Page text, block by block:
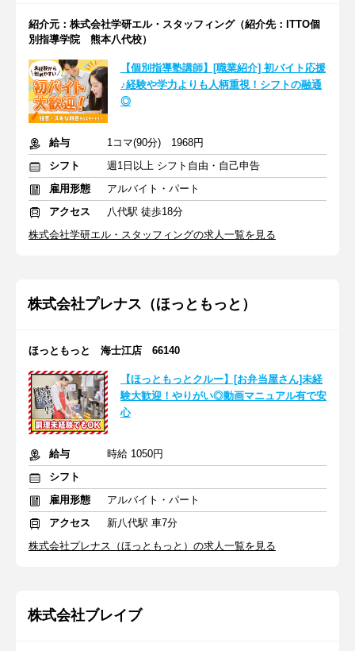
紹介元：株式会社学研エル・スタッフィング（紹介先：ITTO個
別指導学院 熊本八代校）
【個別指導塾講師】[職業紹介] 初バイト応援
♪経験や学力よりも人柄重視！シフトの融通
◎
給与
1コマ(90分) 1968円
シフト
週1日以上 シフト自由・自己申告
雇用形態
アルバイト・パート
アクセス
八代駅 徒歩18分
株式会社学研エル・スタッフィングの求人一覧を見る
株式会社プレナス（ほっともっと）
ほっともっと 海士江店 66140
【ほっともっとクルー】[お弁当屋さん]未経
験大歓迎！やりがい◎動画マニュアル有で安
心
給与
時給 1050円
シフト
雇用形態
アルバイト・パート
アクセス
新八代駅 車7分
株式会社プレナス（ほっともっと）の求人一覧を見る
株式会社ブレイブ